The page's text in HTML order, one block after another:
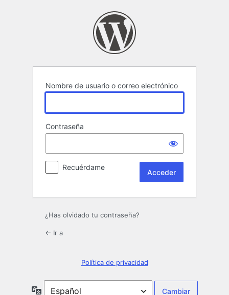
Nombre de usuario o correo electrónico
Contraseña
Recuérdame
¿Has olvidado tu contraseña?
← Ir a
Política de privacidad
Idioma